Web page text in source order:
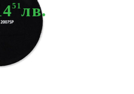
51лв.
за "Pre-Order" обяви